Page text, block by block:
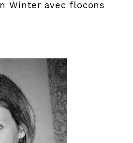
Winter avec flocons